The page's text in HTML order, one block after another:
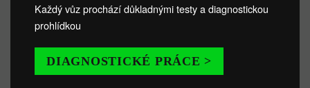
Každý vůz prochází důkladnými testy a diagnostickou
prohlídkou
DIAGNOSTICKÉ PRÁCE >